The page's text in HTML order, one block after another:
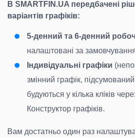
В SMARTFIN.UA передбачені
варіантів графіків:
5-денний та 6-денний
налаштовані за
Індивідуальні графіки
змінний графік,
будуються у кілька кліків
Конструктор графіків.
Вам достатньо один раз